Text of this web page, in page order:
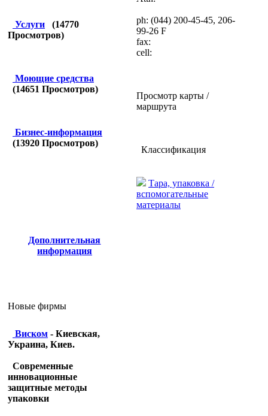
Услуги (14770
Просмотров)
Моющие средства
(14651 Просмотров)
Бизнес-информация
(13920 Просмотров)
Дополнительная
информация
Новые фирмы
Виском - Киевская,
Украина, Киев.
Современные
инновационные
защитные методы
упаковки
ph: (044) 200-45-45, 206-
99-26 F
fax:
cell:
Просмотр карты /
маршрута
Классификация
Тара, упаковка /
вспомогательные
материалы